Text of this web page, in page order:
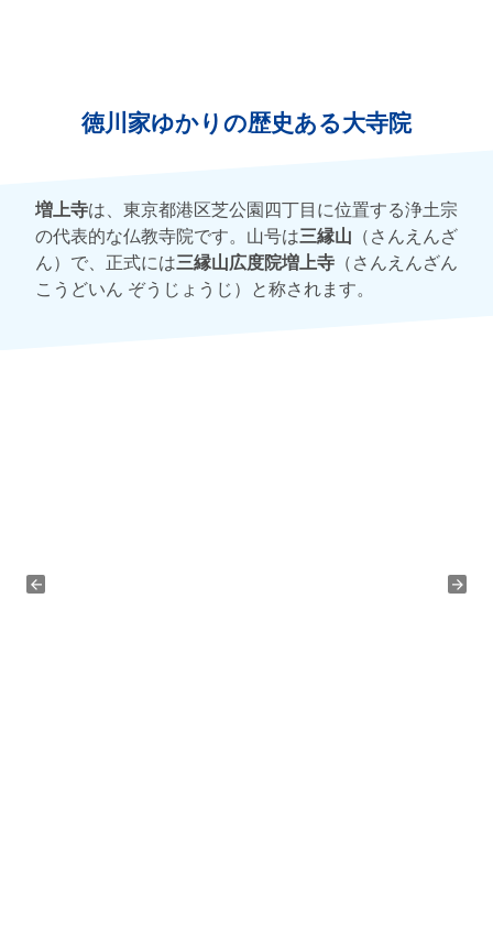
徳川家ゆかりの歴史ある大寺院
増上寺は、東京都港区芝公園四丁目に位置する浄土宗
の代表的な仏教寺院です。山号は三縁山 （さんえんざ
ん）で、正式には三縁山広度院増上寺 （さんえんざん
こうどいん ぞうじょうじ）と称されます。